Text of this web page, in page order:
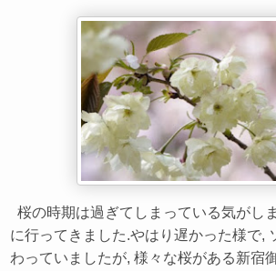
桜の時期は過ぎてしまっている気がし
に行ってきました.やはり遅かった様で,
わっていましたが, 様々な桜がある新宿